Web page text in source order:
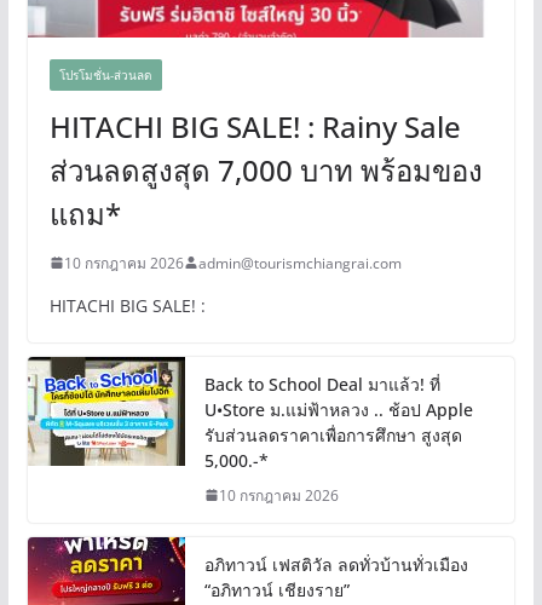
โปรโมชั่น-ส่วนลด
HITACHI BIG SALE! : Rainy Sale
ส่วนลดสูงสุด 7,000 บาท พร้อมของ
แถม*
10 กรกฎาคม 2026 admin@tourismchiangrai.com
HITACHI BIG SALE! :
Back to School Deal มาแล้ว! ที่
U•Store ม.แม่ฟ้าหลวง .. ช้อป Apple
รับส่วนลดราคาเพื่อการศึกษา สูงสุด
5,000.-*
10 กรกฎาคม 2026
อภิทาวน์ เฟสติวัล ลดทั่วบ้านทั่วเมือง
“อภิทาวน์ เชียงราย”